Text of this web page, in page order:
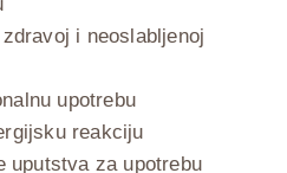
i neoslabljenoj
upotrebu
reakciju
uputstva za upotrebu